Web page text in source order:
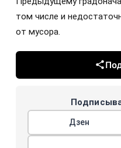
том числе и
от мусора.
Дзен